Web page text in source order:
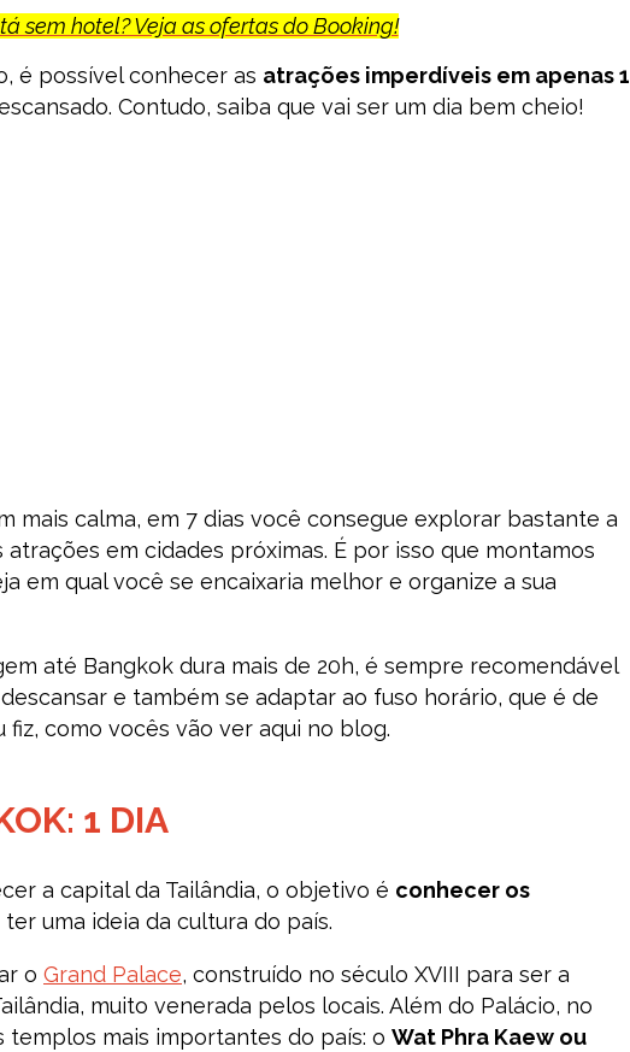
sem hotel? Veja as ofertas do Booking!
é possível conhecer as atrações imperdíveis em apenas 1
Contudo, saiba que vai ser um dia bem cheio!
mais calma, em 7 dias você consegue explorar bastante a
atrações em cidades próximas. É por isso que montamos
em qual você se encaixaria melhor e organize a sua
até Bangkok dura mais de 20h, é sempre recomendável
e também se adaptar ao fuso horário, que é de
fiz, como vocês vão ver aqui no blog.
1 DIA
a capital da Tailândia, o objetivo é conhecer os
ter uma ideia da cultura do país.
o Grand Palace, construído no século XVIII para ser a
muito venerada pelos locais. Além do Palácio, no
mais importantes do país: o Wat Phra Kaew ou